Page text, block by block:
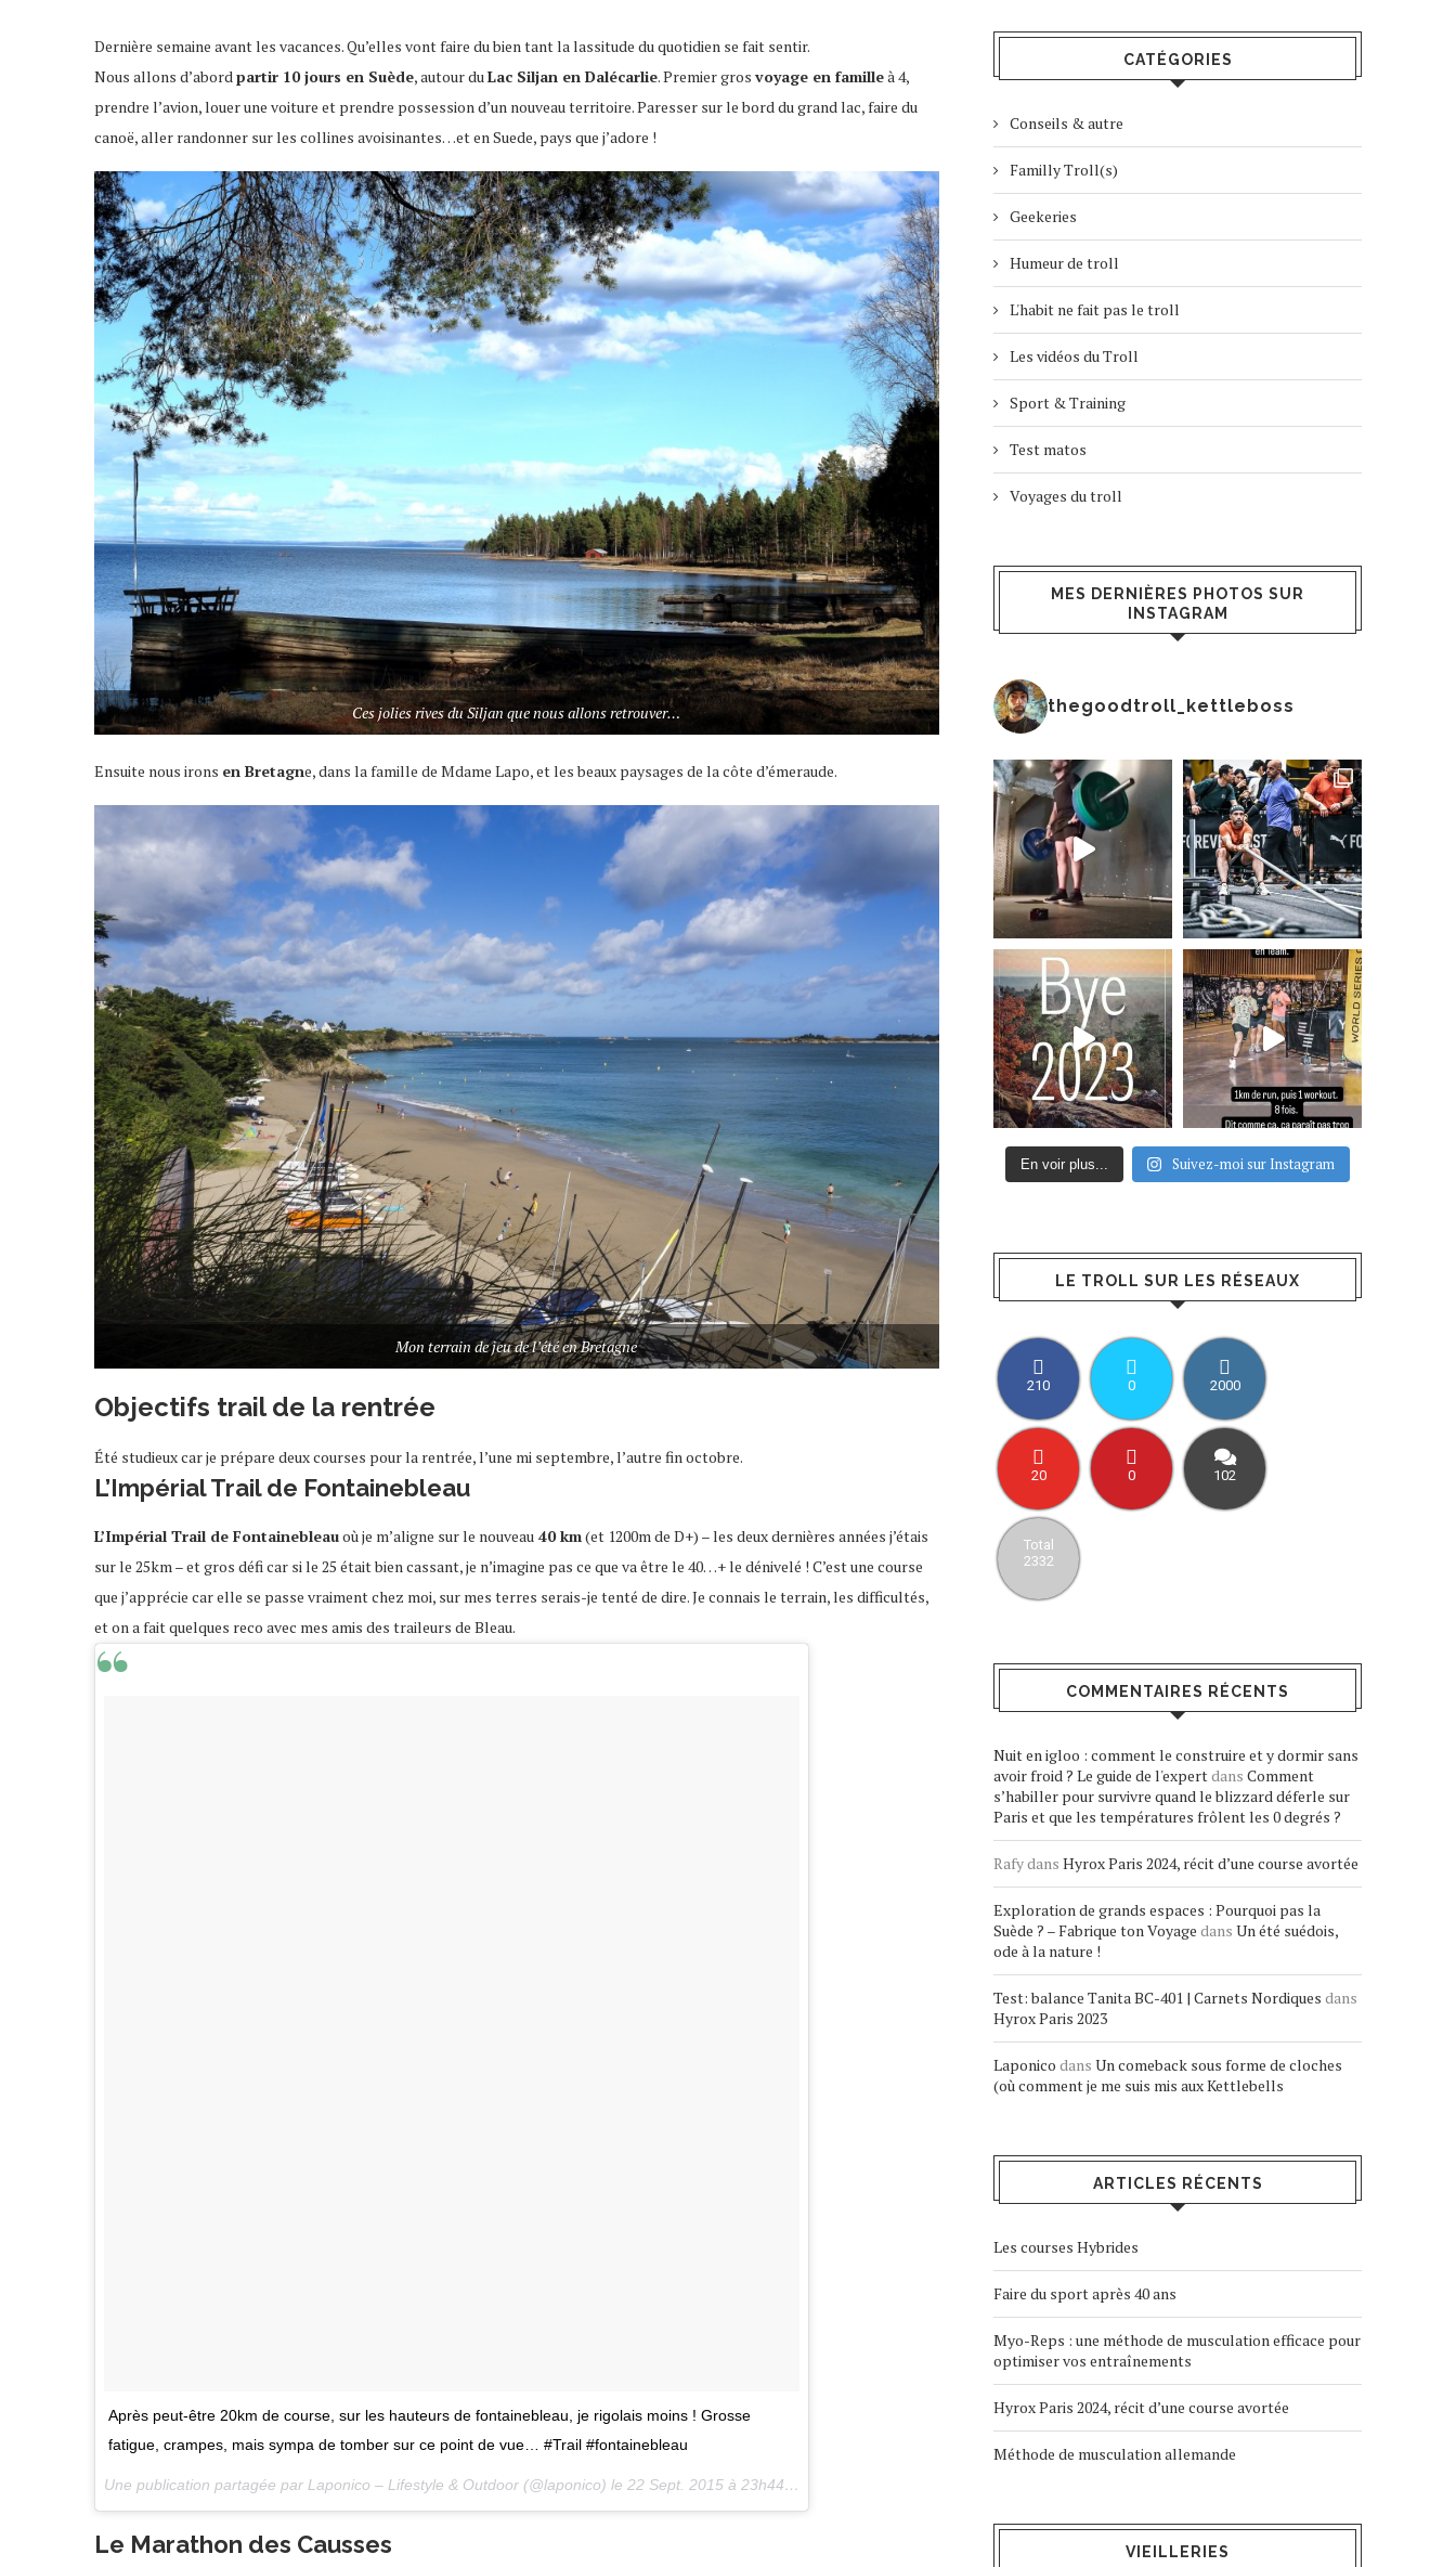
Dernière semaine avant les vacances. Qu’elles vont faire du bien tant la lassitude du quotidien se fait sentir.
Nous allons d’abordpartir 10 jours en Suède, autour duLac Siljan en Dalécarlie. Premier gros voyage en familleà 4,
prendre l’avion, louer une voiture et prendre possession d’un nouveau territoire. Paresser sur le bord du grand lac, faire du
canoë, aller randonner sur les collines avoisinantes…et en Suede, pays que j’adore !
Ces jolies rives du Siljan que nous allons retrouver…
Ensuite nous irons en Bretagne, dans la famille de Mdame Lapo, et les beaux paysages de la côte d’émeraude.
Mon terrain de jeu de l’été en Bretagne
Objectifs trail de la rentrée
Été studieux car je prépare deux courses pour la rentrée, l’une mi septembre, l’autre fin octobre.
L’Impérial Trail de Fontainebleau
L’Impérial Trail de Fontainebleauoù je m’aligne sur le nouveau 40 km(et 1200m de D+) – les deux dernières années j’étais
sur le 25km – et gros défi car si le 25 était bien cassant, je n’imagine pas ce que va être le 40…+ le dénivelé ! C’est une course
que j’apprécie car elle se passe vraiment chez moi, sur mes terres serais-je tenté de dire. Je connais le terrain, les difficultés,
et on a fait quelques reco avec mes amis des traileurs de Bleau.
Après peut-être 20km de course, sur les hauteurs de fontainebleau, je rigolais moins ! Grosse
fatigue, crampes, mais sympa de tomber sur ce point de vue… #Trail #fontainebleau
Une publication partagée par Laponico – Lifestyle & Outdoor (@laponico) le 22 Sept. 2015 à 23h44 PDT
Le Marathon des Causses
CATÉGORIES
Conseils & autre
Familly Troll(s)
Geekeries
Humeur de troll
L'habit ne fait pas le troll
Les vidéos du Troll
Sport & Training
Test matos
Voyages du troll
MES DERNIÈRES PHOTOS SUR
INSTAGRAM
thegoodtroll_kettleboss
En voir plus... Suivez-moi sur Instagram
LE TROLL SUR LES RÉSEAUX
210 0 2000
20 0 102
Total
2332
COMMENTAIRES RÉCENTS
Nuit en igloo : comment le construire et y dormir sans
avoir froid ? Le guide de l'expertdans Comment
s’habiller pour survivre quand le blizzard déferle sur
Paris et que les températures frôlent les 0 degrés ?
Rafydans Hyrox Paris 2024, récit d’une course avortée
Exploration de grands espaces : Pourquoi pas la
Suède ? – Fabrique ton Voyage dans Un été suédois,
ode à la nature !
Test: balance Tanita BC-401 | Carnets Nordiques dans
Hyrox Paris 2023
Laponico dans Un comeback sous forme de cloches
(où comment je me suis mis aux Kettlebells
ARTICLES RÉCENTS
Les courses Hybrides
Faire du sport après 40 ans
Myo-Reps : une méthode de musculation efficace pour
optimiser vos entraînements
Hyrox Paris 2024, récit d’une course avortée
Méthode de musculation allemande
VIEILLERIES